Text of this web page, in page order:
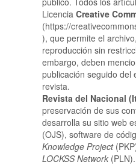
Licencia Creative
(https://
), que permite el
reproducción sin
embargo, deben
publicación seguido del
revista.
Revista del Nacional
preservación de sus
desarrolla su sitio web
(OJS), software de
Knowledge Project
LOCKSS Network (PLN).